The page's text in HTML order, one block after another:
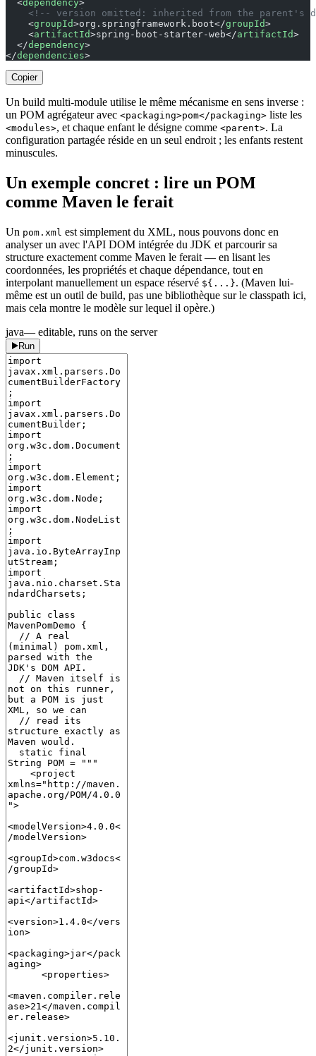
  <
dependency>
<!-- version omitted: inherited from the parent's
    <
groupId>org.springframework.boot</groupId>
    <
artifactId>spring-boot-starter-web</artifactId>
  </
dependency>
</dependencies>
Copier
Un build multi-module utilise le même mécanisme en sens inverse :
un POM agrégateur avec <packaging>pom</packaging> liste les
<modules>, et chaque enfant le désigne comme <parent>. La
configuration partagée réside en un seul endroit ; les enfants restent
minuscules.
Un exemple concret : lire un POM
comme Maven le ferait
Un pom.xml est simplement du XML, nous pouvons donc en
analyser un avec l'API DOM intégrée du JDK et parcourir sa
structure exactement comme Maven le ferait — en lisant les
coordonnées, les propriétés et chaque dépendance, tout en
interpolant manuellement un espace réservé ${...}. (Maven lui-
même est un outil de build, pas une bibliothèque sur le classpath ici,
mais cela montre le modèle sur lequel il opère.)
java— editable, runs on the server
Run